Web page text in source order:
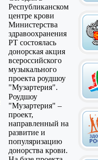
Республиканском
центре крови
Министерства
здравоохранения
РТ состоялась
донорская акция
всероссийского
музыкального
проекта роудшоу
"Музартерия".
Роудшоу
"Музартерия" –
проект,
направленный на
развитие и
популяризацию
донорства крови.